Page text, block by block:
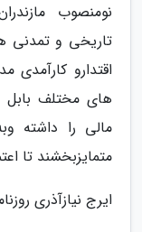
نومنصوب
تاریخی و تمدنی
اقتدارو
های مختلف
مالی را داشته
متمایزبخشند تا
ایرج نیازآذری